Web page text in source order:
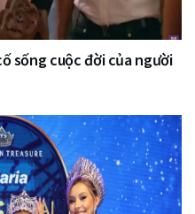
sống cuộc đời của người